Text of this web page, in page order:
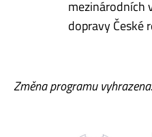
mezinárodních
dopravy České
Změna programu vyhrazena.